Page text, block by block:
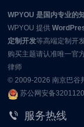
WPYOU 是国内专业的
WPYOU 提供
定制开发等高端定制开
购买主题请认准唯一
律师
© 2009-2026南京巴谷
苏公网安备
服务热线